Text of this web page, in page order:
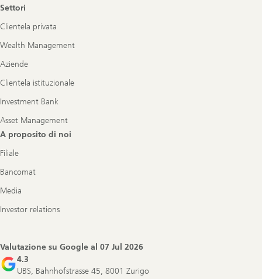
Settori
Clientela privata
Wealth Management
Aziende
Clientela istituzionale
Investment Bank
Asset Management
A proposito di noi
Filiale
Bancomat
Media
Investor relations
Valutazione su Google al 07 Jul 2026
4.3
UBS, Bahnhofstrasse 45, 8001 Zurigo